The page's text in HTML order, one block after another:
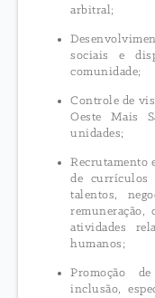
arbitral;
sociais e
comunidade;
Controle de
Oeste Mais
unidades;
Recrutamento
de currículos
talentos,
remuneração,
atividades
humanos;
Promoção
inclusão,